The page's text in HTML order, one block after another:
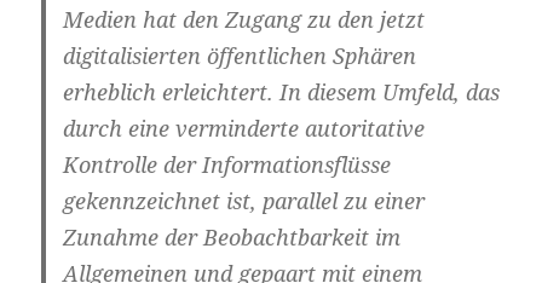
Medien hat den Zugang zu den jetzt
digitalisierten öffentlichen Sphären
erheblich erleichtert. In diesem Umfeld, das
durch eine verminderte autoritative
Kontrolle der Informationsflüsse
gekennzeichnet ist, parallel zu einer
Zunahme der Beobachtbarkeit im
Allgemeinen und gepaart mit einem